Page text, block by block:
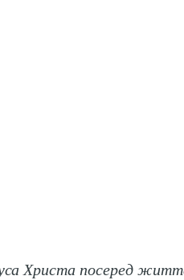
Христа посеред